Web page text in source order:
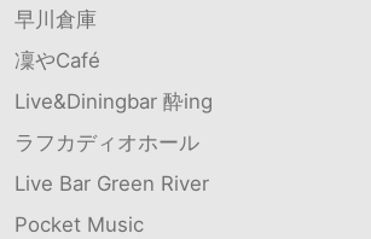
早川倉庫
凜やCafé
Live&Diningbar 酔ing
ラフカディオホール
Live Bar Green River
Pocket Music